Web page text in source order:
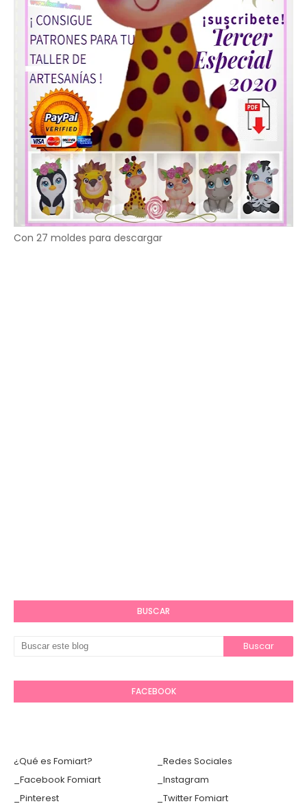
Con 27 moldes para descargar
BUSCAR
FACEBOOK
¿Qué es Fomiart?
_Redes Sociales
_Facebook Fomiart
_Instagram
_Pinterest
_Twitter Fomiart